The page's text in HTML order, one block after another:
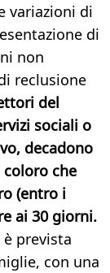
variazioni di
di
non
reclusione
del
sociali o
decadono
che
(entro i
ai 30 giorni.
prevista
con una